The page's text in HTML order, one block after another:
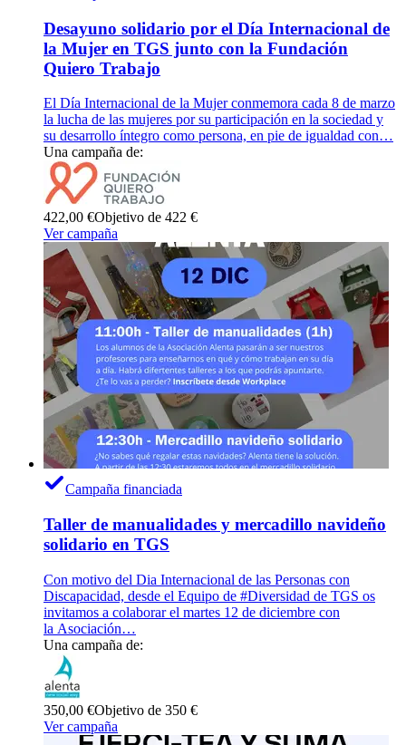
Desayuno solidario por el Día Internacional de
la Mujer en TGS junto con la Fundación
Quiero Trabajo
El Día Internacional de la Mujer conmemora cada 8 de marzo
la lucha de las mujeres por su participación en la sociedad y
su desarrollo íntegro como persona, en pie de igualdad con…
Una campaña de:
422,00 €Objetivo de 422 €
Ver campaña
Campaña financiada
Taller de manualidades y mercadillo navideño
solidario en TGS
Con motivo del Dia Internacional de las Personas con
Discapacidad, desde el Equipo de #Diversidad de TGS os
invitamos a colaborar el martes 12 de diciembre con
la Asociación…
Una campaña de:
350,00 €Objetivo de 350 €
Ver campaña